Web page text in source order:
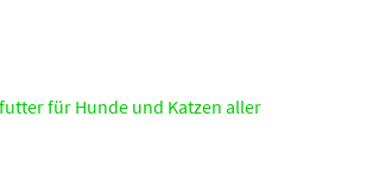
für Hunde und Katzen aller